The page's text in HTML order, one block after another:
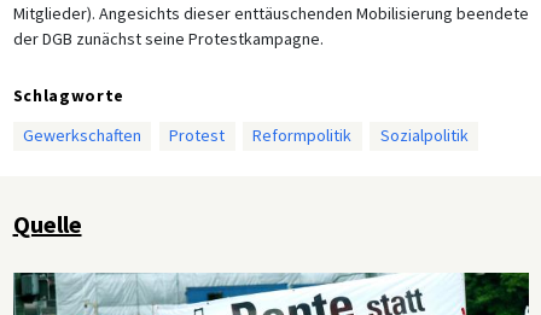
Mitglieder). Angesichts dieser enttäuschenden Mobilisierung beendete
der DGB zunächst seine Protestkampagne.
Schlagworte
Gewerkschaften
Protest Reformpolitik Sozialpolitik
Quelle